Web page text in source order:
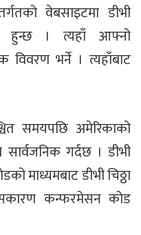
वेबसाइटमा डीभी
हुन्छ । त्यहाँ आफ्नो
विवरण भर्ने । त्यहाँबाट
समयपछि अमेरिकाको
सार्वजनिक गर्दछ । डीभी
माध्यमबाट डीभी चिठ्ठा
कन्फरमेसन कोड